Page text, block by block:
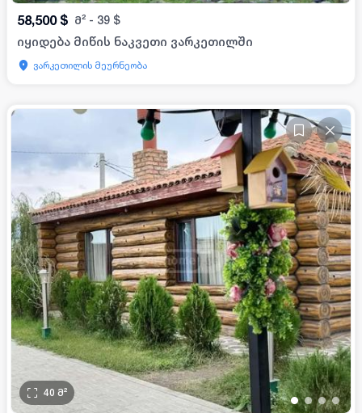
58,500 $ მ² - 39 $
იყიდება მიწის ნაკვეთი ვარკეთილში
ვარკეთილის მეურნეობა
••••
40 მ²